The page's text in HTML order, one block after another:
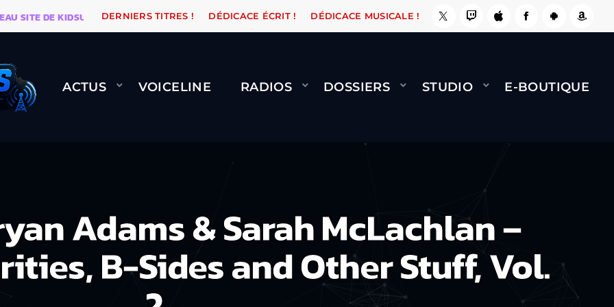
DE KIDSUNE WARÉTRO ORANGE ROAD QUI PASSE, ÇA LE FAIT ! NAMI BERNARD MINET - FLY
DERNIERS TITRES ! DÉDICACE ÉCRIT ! DÉDICACE MUSICALE !
ACTUS VOICELINE RADIOS DOSSIERS STUDIO E-BOUTIQUE
Adams & Sarah McLachlan –
B-Sides and Other Stuff, Vol.